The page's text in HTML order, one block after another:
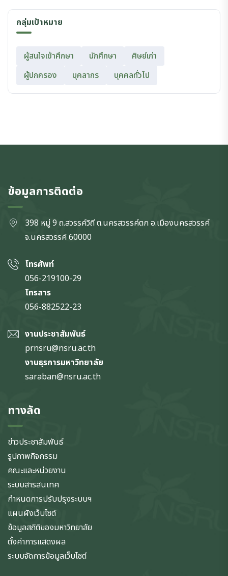
กลุ่มเป้าหมาย
ผู้สนใจเข้าศึกษา นักศึกษา
ศิษย์เก่า
ผู้ปกครอง
บุคลากร บุคคลทั่วไป
ข้อมูลการติดต่อ
398 หมู่ 9 ถ.สวรรค์วิถี ต.นครสวรรค์ตก อ.เมืองนครสวรรค์
จ.นครสวรรค์60000
โทรศัพท์
056-219100-29
โทรสาร
056-882522-23
งานประชาสัมพันธ์
prnsru@nsru.ac.th
งานธุรการมหาวิทยาลัย
saraban@nsru.ac.th
ทางลัด
ข่าวประชาสัมพันธ์
รูปภาพกิจกรรม
คณะและหน่วยงาน
ระบบสารสนเทศ
กำหนดการปรับปรุงระบบฯ
แผนผังเว็บไซต์
ข้อมูลสถิติของมหาวิทยาลัย
ตั้งค่าการแสดงผล
ระบบจัดการข้อมูลเว็บไซต์